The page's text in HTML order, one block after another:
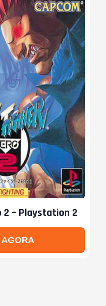
– Playstation 2